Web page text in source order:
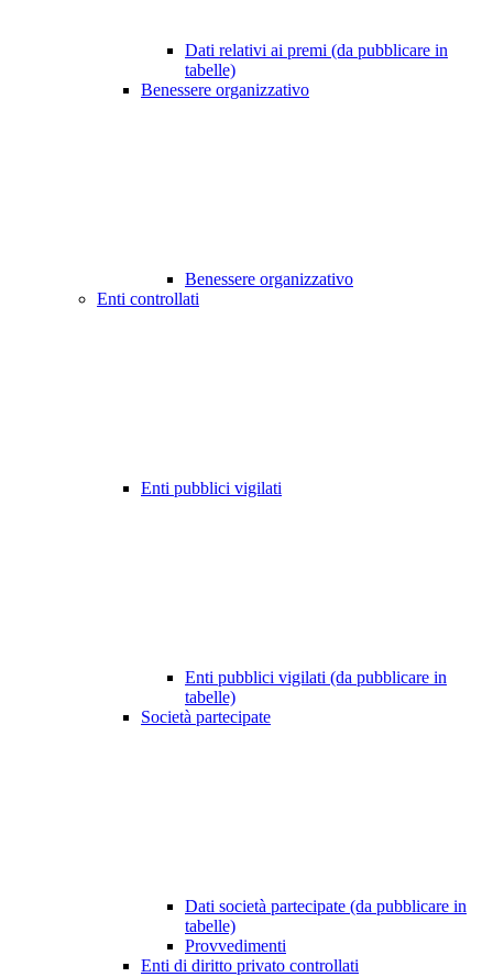
Dati relativi ai premi (da pubblicare in
tabelle)
Benessere organizzativo
Benessere organizzativo
Enti controllati
Enti pubblici vigilati
Enti pubblici vigilati (da pubblicare in
tabelle)
Società partecipate
Dati società partecipate (da pubblicare in
tabelle)
Provvedimenti
Enti di diritto privato controllati